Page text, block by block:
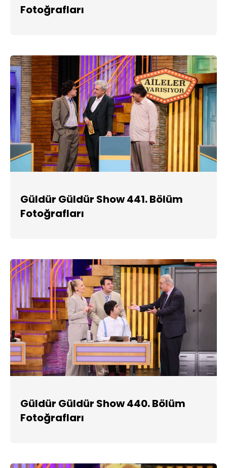
Fotoğrafları
Güldür Güldür Show 441. Bölüm
Fotoğrafları
Güldür Güldür Show 440. Bölüm
Fotoğrafları